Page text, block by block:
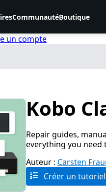
CommunautéBoutique
un compte
Kobo
Repair guides,
everything you need
Auteur : Carsten
Créer un tutoriel